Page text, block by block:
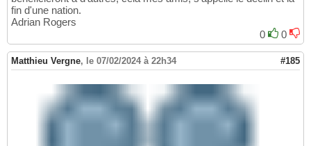
fin d'une nation.
Adrian Rogers
0
0
Matthieu Vergne, le 07/02/2024 à 22h34 #185